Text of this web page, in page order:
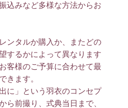
込みなど多様な方法からお
ンタルか購入か、またどの
するかによって異なります
客様のご予算に合わせて最
きます。
に」という羽衣のコンセプ
ら前撮り、式典当日まで、